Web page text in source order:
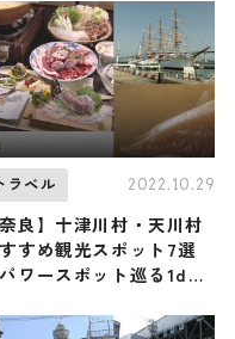
トラベル 2022.10.29
奈良】十津川村・天川村
すめ観光スポット7選
パワースポット巡る1day